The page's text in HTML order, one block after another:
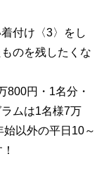
付け〈3〉をし
のを残したくな
円・1名分・
ムは1名様7万
以外の平日10～